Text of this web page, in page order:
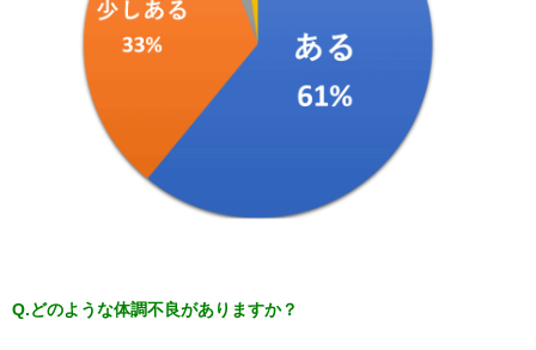
Q.どのような体調不良がありますか？